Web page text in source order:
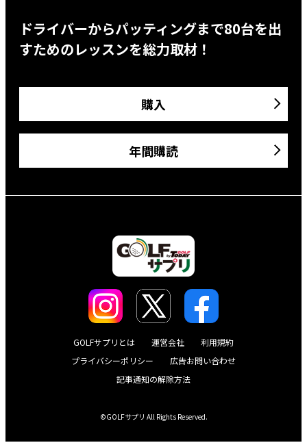
ドライバーからパッティングまで80台を出
すためのレッスンを総力取材！
購入
年間購読
GOLFサプリとは 運営会社
利用規約
プライバシーポリシー
広告お問い合わせ
記事通知の解除方法
©GOLFサプリ All Rights Reserved.